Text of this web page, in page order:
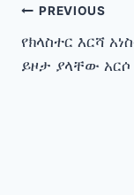
Post
PREVIOUS
የክላስተር እርሻ
ይዞታ ያላቸው